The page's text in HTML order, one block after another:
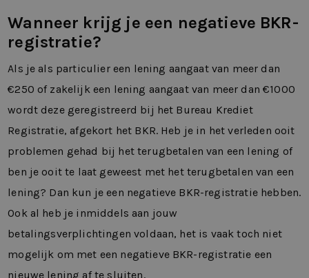
Wanneer krijg je een negatieve BKR-
registratie?
Als je als particulier een lening aangaat van meer dan
€250 of zakelijk een lening aangaat van meer dan €1000
wordt deze geregistreerd bij het Bureau Krediet
Registratie, afgekort het BKR. Heb je in het verleden ooit
problemen gehad bij het terugbetalen van een lening of
ben je ooit te laat geweest met het terugbetalen van een
lening? Dan kun je een negatieve BKR-registratie hebben.
Ook al heb je inmiddels aan jouw
betalingsverplichtingen voldaan, het is vaak toch niet
mogelijk om met een negatieve BKR-registratie een
nieuwe lening af te sluiten.